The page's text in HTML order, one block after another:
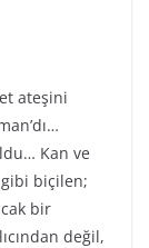
ateşini
Kan ve
biçilen;
bir
değil,